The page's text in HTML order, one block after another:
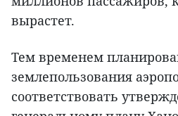
вырастет.
Тем временем
землепользования
соответствовать